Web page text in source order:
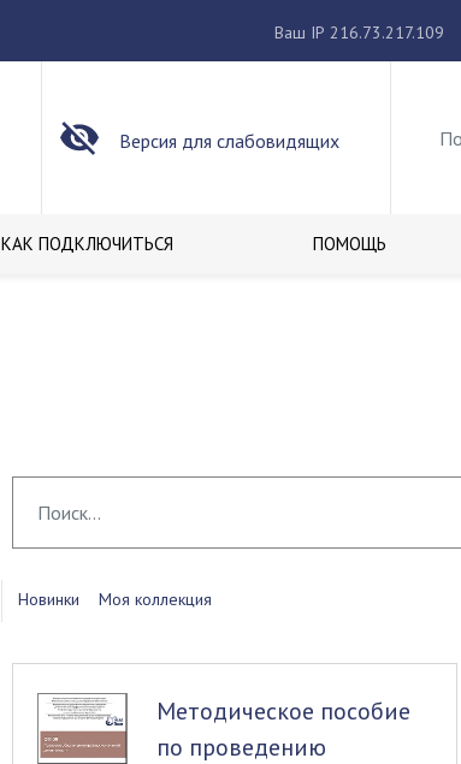
Ваш IP 216.73.217.109
Версия для слабовидящих
КАК ПОДКЛЮЧИТЬСЯ ПОМОЩЬ
Новинки Моя коллекция
Методическое пособие
по проведению